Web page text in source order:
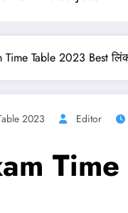
Time Table 2023 Best
2023 Editor